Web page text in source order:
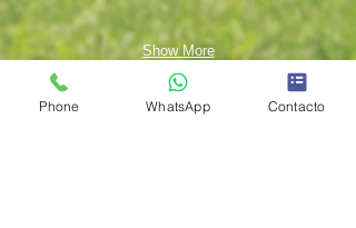
Show More
Phone WhatsApp Contacto